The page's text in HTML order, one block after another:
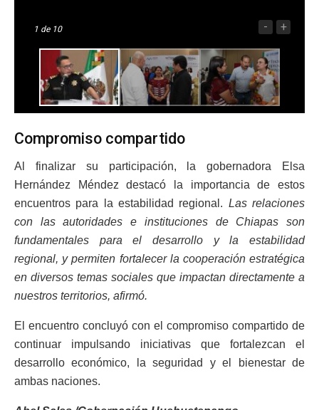
1 de 10 - +
Compromiso compartido
Al finalizar su participación, la gobernadora Elsa
Hernández Méndez destacó la importancia de estos
encuentros para la estabilidad regional. Las relaciones
con las autoridades e instituciones de Chiapas son
fundamentales para el desarrollo y la estabilidad
regional, y permiten fortalecer la cooperación estratégica
en diversos temas sociales que impactan directamente a
nuestros territorios, afirmó.
El encuentro concluyó con el compromiso compartido de
continuar impulsando iniciativas que fortalezcan el
desarrollo económico, la seguridad y el bienestar de
ambas naciones.